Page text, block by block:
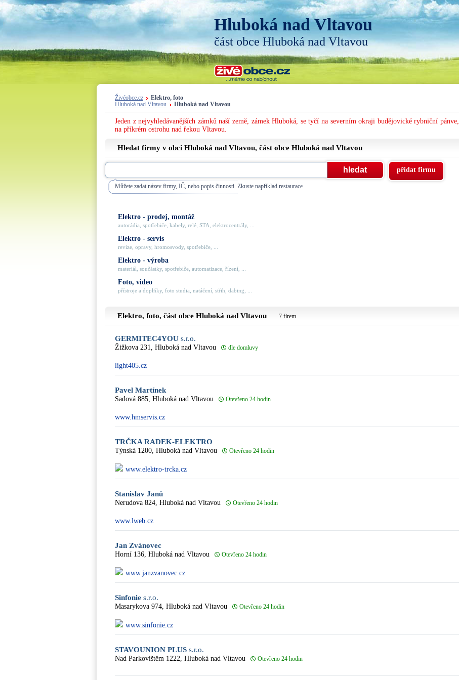
Hluboká nad Vltavou
část obce Hluboká nad Vltavou
Živéobce.cz
Elektro, foto
Hluboká nad Vltavou
Hluboká nad Vltavou
Jeden z nejvyhledávanějších zámků naší země, zámek Hluboká, se tyčí na severním okraji budějovické rybniční pánve,
na příkrém ostrohu nad řekou Vltavou.
Hledat firmy v obci Hluboká nad Vltavou, část obce Hluboká nad Vltavou
Můžete zadat název firmy, IČ, nebo popis činnosti. Zkuste například restaurace
přidat firmu
Elektro - prodej, montáž
autorádia, spotřebiče, kabely, relé, STA, elektrocentrály, ...
Elektro - servis
revize, opravy, hromosvody, spotřebiče, ...
Elektro - výroba
materiál, součástky, spotřebiče, automatizace, řízení, ...
Foto, video
přístroje a doplňky, foto studia, natáčení, střih, dabing, ...
Elektro, foto, část obce Hluboká nad Vltavou 7 firem
GERMITEC4YOU s.r.o.
Žižkova 231, Hluboká nad Vltavou dle domluvy
light405.cz
Pavel Martínek
Sadová 885, Hluboká nad Vltavou Otevřeno 24 hodin
www.hmservis.cz
TRČKA RADEK-ELEKTRO
Týnská 1200, Hluboká nad Vltavou Otevřeno 24 hodin
www.elektro-trcka.cz
Stanislav Janů
Nerudova 824, Hluboká nad Vltavou Otevřeno 24 hodin
www.lweb.cz
Jan Zvánovec
Horní 136, Hluboká nad Vltavou Otevřeno 24 hodin
www.janzvanovec.cz
Sinfonie s.r.o.
Masarykova 974, Hluboká nad Vltavou Otevřeno 24 hodin
www.sinfonie.cz
STAVOUNION PLUS s.r.o.
Nad Parkovištěm 1222, Hluboká nad Vltavou Otevřeno 24 hodin